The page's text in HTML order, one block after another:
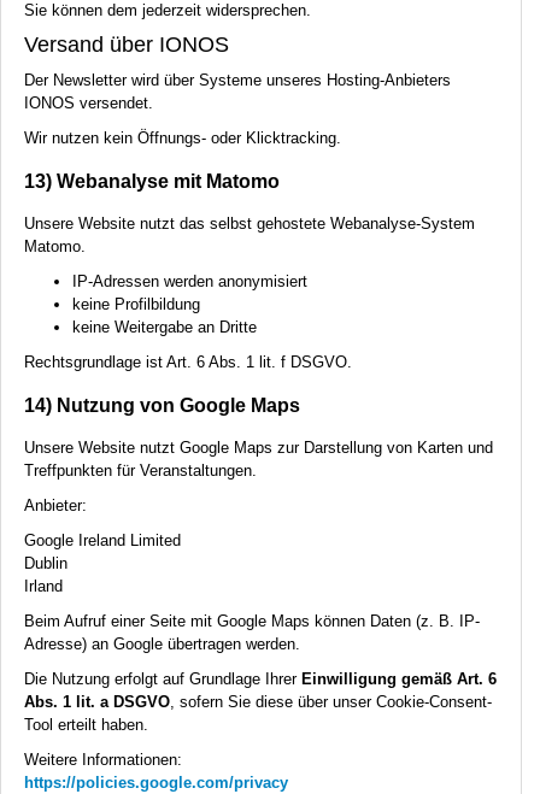
Sie können dem jederzeit widersprechen.
Versand über IONOS
Der Newsletter wird über Systeme unseres Hosting-Anbieters
IONOS versendet.
Wir nutzen kein Öffnungs- oder Klicktracking.
13) Webanalyse mit Matomo
Unsere Website nutzt das selbst gehostete Webanalyse-System
Matomo.
IP-Adressen werden anonymisiert
keine Profilbildung
keine Weitergabe an Dritte
Rechtsgrundlage ist Art. 6 Abs. 1 lit. f DSGVO.
14) Nutzung von Google Maps
Unsere Website nutzt Google Maps zur Darstellung von Karten und
Treffpunkten für Veranstaltungen.
Anbieter:
Google Ireland Limited
Dublin
Irland
Beim Aufruf einer Seite mit Google Maps können Daten (z. B. IP-
Adresse) an Google übertragen werden.
Die Nutzung erfolgt auf Grundlage Ihrer Einwilligung gemäß Art. 6
Abs. 1 lit. a DSGVO, sofern Sie diese über unser Cookie-Consent-
Tool erteilt haben.
Weitere Informationen:
https://policies.google.com/privacy